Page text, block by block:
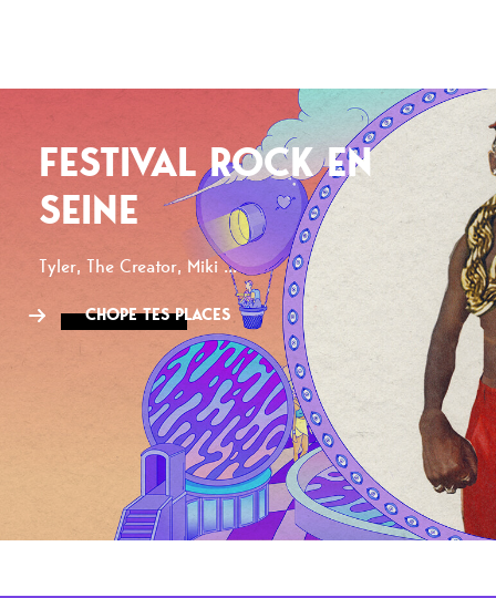
FESTIVAL ROCK EN
SEINE
Tyler, The Creator, Miki ...
CHOPE TES PLACES